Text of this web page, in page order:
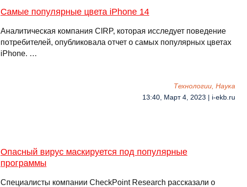
Самые популярные цвета iPhone 14
Аналитическая компания CIRP, которая исследует поведение
потребителей, опубликовала отчет о самых популярных цветах
iPhone. …
Технологии, Наука
13:40, Март 4, 2023 | i-ekb.ru
Опасный вирус маскируется под популярные
программы
Специалисты компании CheckPoint Research рассказали о